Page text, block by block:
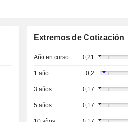
Extremos de Cotización
Año en curso 0,21
1 año 0,2
3 años 0,17
5 años 0,17